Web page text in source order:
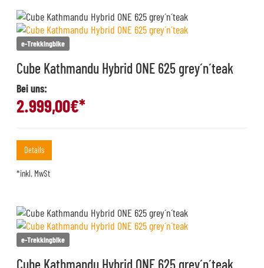
e-Trekkingbike
Cube Kathmandu Hybrid ONE 625 grey´n´teak
Bei uns:
2.999,00€*
Details
*inkl. MwSt
e-Trekkingbike
Cube Kathmandu Hybrid ONE 625 grey´n´teak